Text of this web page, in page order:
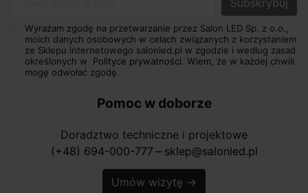
Wyrażam zgodę na przetwarzanie przez Salon LED Sp. z o.o.,
moich danych osobowych w celach związanych z korzystaniem
ze Sklepu internetowego salonled.pl w zgodzie i według zasad
określonych w Polityce prywatności. Wiem, że w każdej chwili
mogę odwołać zgodę.
Pomoc w doborze
Doradztwo techniczne i projektowe
(+48) 694-000-777 horizontal_rule sklep@salonled.pl
Umów wizytę →